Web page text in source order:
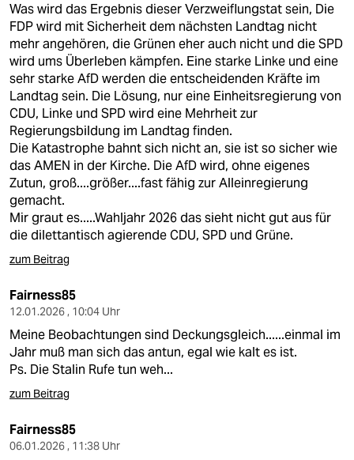
Was wird das Ergebnis dieser Verzweiflungstat sein, Die
FDP wird mit Sicherheit dem nächsten Landtag nicht
mehr angehören, die Grünen eher auch nicht und die SPD
wird ums Überleben kämpfen. Eine starke Linke und eine
sehr starke AfD werden die entscheidenden Kräfte im
Landtag sein. Die Lösung, nur eine Einheitsregierung von
CDU, Linke und SPD wird eine Mehrheit zur
Regierungsbildung im Landtag finden.
Die Katastrophe bahnt sich nicht an, sie ist so sicher wie
das AMEN in der Kirche. Die AfD wird, ohne eigenes
Zutun, groß....größer....fast fähig zur Alleinregierung
gemacht.
Mir graut es.....Wahljahr 2026 das sieht nicht gut aus für
die dilettantisch agierende CDU, SPD und Grüne.
zum Beitrag
Fairness85
12.01.2026 , 10:04 Uhr
Meine Beobachtungen sind Deckungsgleich......einmal im
Jahr muß man sich das antun, egal wie kalt es ist.
Ps. Die Stalin Rufe tun weh...
zum Beitrag
Fairness85
06.01.2026 , 11:38 Uhr